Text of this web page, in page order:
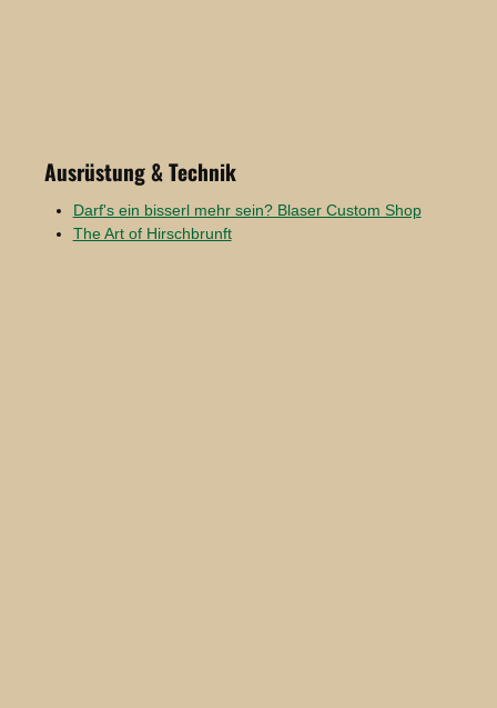
Ausrüstung & Technik
Darf's ein bisserl mehr sein? Blaser Custom Shop
The Art of Hirschbrunft